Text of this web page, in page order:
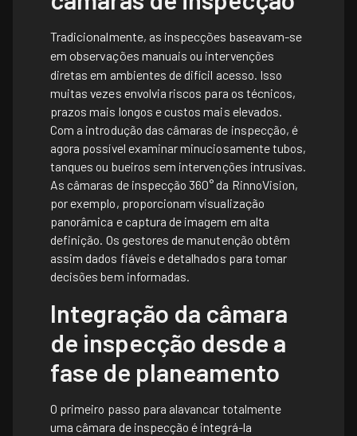
Tradicionalmente, as inspecções baseavam-se
em observações manuais ou intervenções
diretas em ambientes de difícil acesso. Isso
muitas vezes envolvia riscos para os técnicos,
prazos mais longos e custos mais elevados.
Com a introdução das câmaras de inspecção, é
agora possível examinar minuciosamente tubos,
tanques ou bueiros sem intervenções intrusivas.
As câmaras de inspecção 360° da RinnoVision,
por exemplo, proporcionam visualização
panorâmica e captura de imagem em alta
definição. Os gestores de manutenção obtêm
assim dados fiáveis e detalhados para tomar
decisões bem informadas.
Integração da câmara
de inspecção desde a
fase de planeamento
O primeiro passo para alavancar totalmente
uma câmara de inspecção é integrá-la